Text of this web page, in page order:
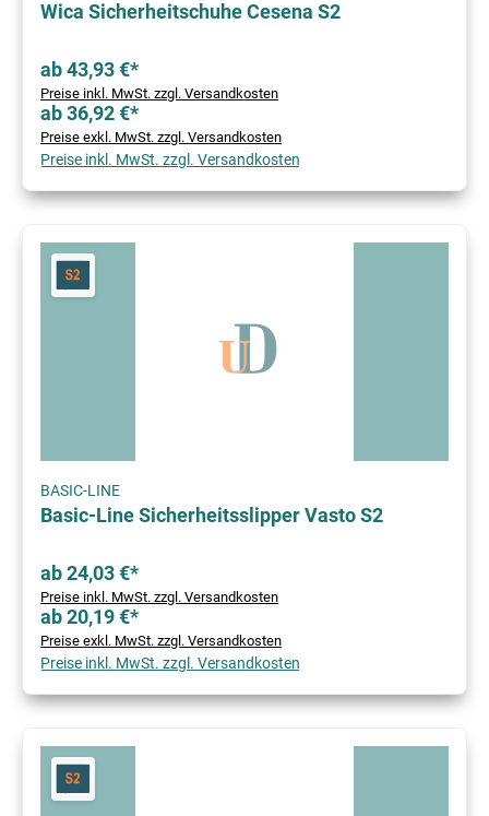
Wica Sicherheitschuhe Cesena S2
ab 43,93 €*
Preise inkl. MwSt. zzgl. Versandkosten
ab 36,92 €*
Preise exkl. MwSt. zzgl. Versandkosten
Preise inkl. MwSt. zzgl. Versandkosten
BASIC-LINE
Basic-Line Sicherheitsslipper Vasto S2
ab 24,03 €*
Preise inkl. MwSt. zzgl. Versandkosten
ab 20,19 €*
Preise exkl. MwSt. zzgl. Versandkosten
Preise inkl. MwSt. zzgl. Versandkosten